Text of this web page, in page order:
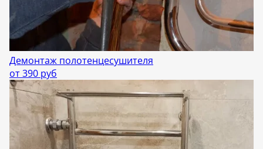
Демонтаж полотенцесушителя
от 390 руб